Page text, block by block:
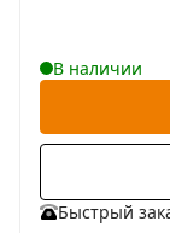
В наличии
Быстрый